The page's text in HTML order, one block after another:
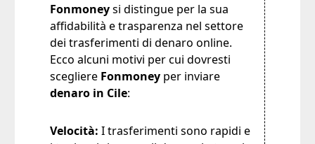
Fonmoneysi distingue per la sua
affidabilità e trasparenza nel settore
dei trasferimenti di denaro online.
Ecco alcuni motivi per cui dovresti
scegliere Fonmoney per inviare
denaro in Cile:
Velocità: I trasferimenti sono rapidi e